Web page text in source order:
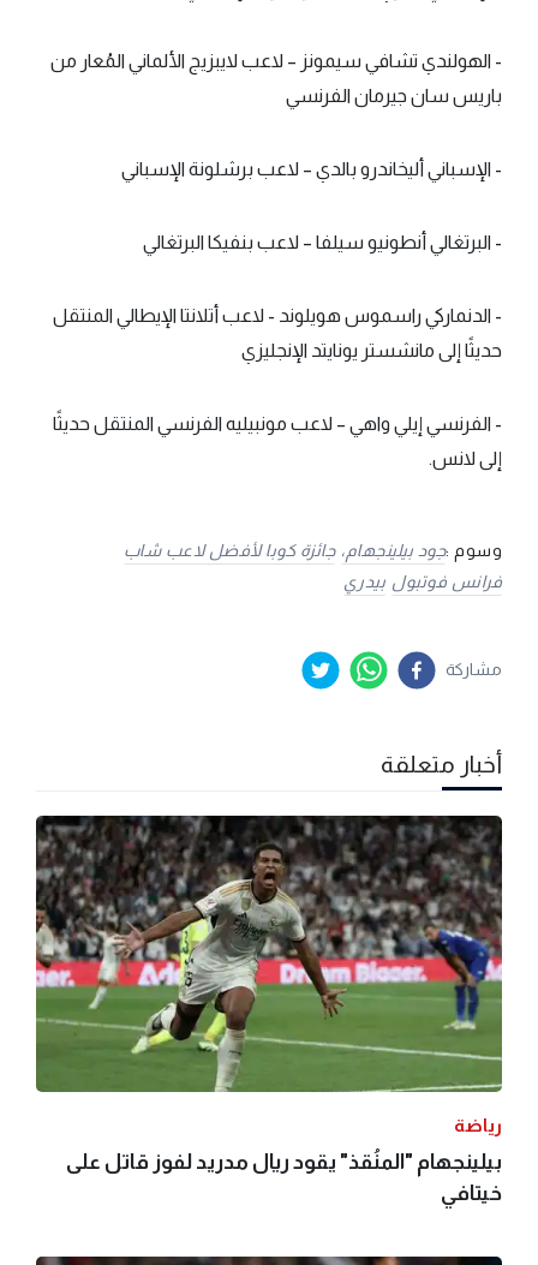
- الهولندي تشافي سيمونز – لاعب لايبزيج الألماني المُعار من
باريس سان جيرمان الفرنسي
- الإسباني أليخاندرو بالدي – لاعب برشلونة الإسباني
- البرتغالي أنطونيو سيلفا – لاعب بنفيكا البرتغالي
- الدنماركي راسموس هويلوند - لاعب أتلانتا الإيطالي المنتقل
حديثًا إلى مانشستر يونايتد الإنجليزي
- الفرنسي إيلي واهي – لاعب مونبيليه الفرنسي المنتقل حديثًا
إلى لانس.
وسوم :جود بيلينجهام، جائزة كوبا لأفضل لاعب شاب
فرانس فوتبول بيدري
مشاركة
أخبار متعلقة
رياضة
بيلينجهام "المنُقذ" يقود ريال مدريد لفوز قاتل على
خيتافي